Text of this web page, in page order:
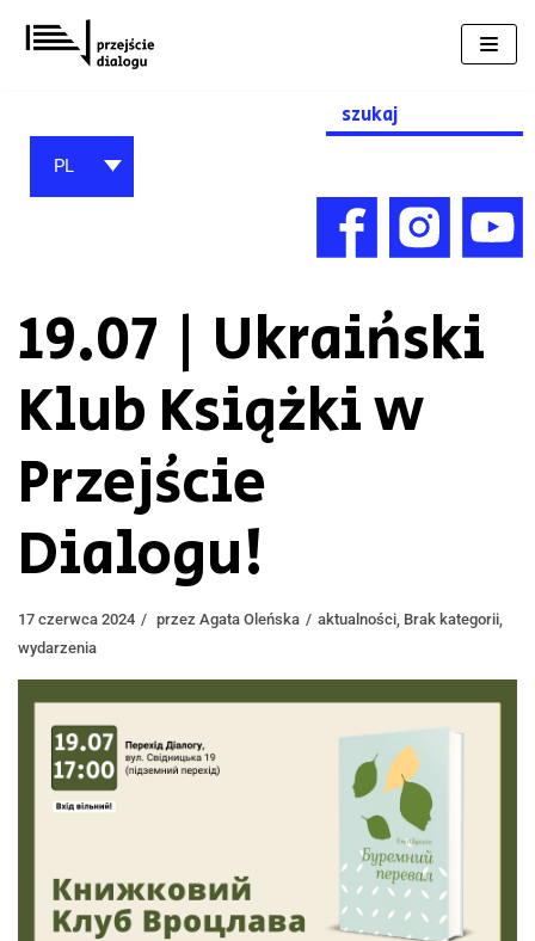
Przejdź
do
Search
for:
PL
19.07 | Ukraiński
Klub Książki w
Przejście
Dialogu!
17 czerwca 2024 przez Agata Oleńska aktualności Brak kategorii
wydarzenia